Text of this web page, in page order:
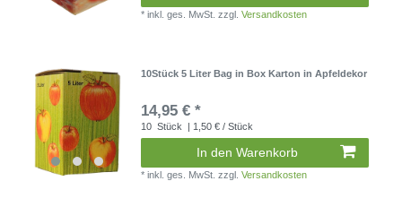
*inkl. ges. MwSt. zzgl.Versandkosten
10Stück 5 Liter Bag in Box Karton in Apfeldekor
14,95 € *
10 Stück | 1,50 € / Stück
In den Warenkorb
*inkl. ges. MwSt. zzgl.Versandkosten